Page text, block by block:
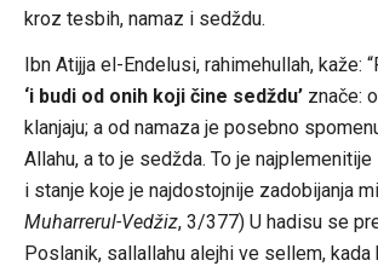
kroz tesbih, namaz i sedždu.
Ibn Atijja el-Endelusi, rahimehullah, kaže:
‘i budi od onih koji čine sedždu’znače:
klanjaju; a od namaza je posebno
Allahu, a to je sedžda. To je najplemenitije
i stanje koje je najdostojnije zadobijanja
Muharrerul-Vedžiz, 3/377) U hadisu se
Poslanik, sallallahu alejhi ve sellem, kada